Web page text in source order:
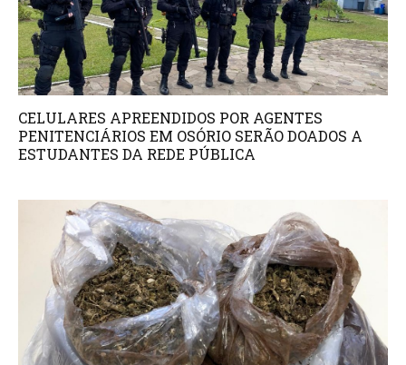
CELULARES APREENDIDOS POR AGENTES
PENITENCIÁRIOS EM OSÓRIO SERÃO DOADOS A
ESTUDANTES DA REDE PÚBLICA